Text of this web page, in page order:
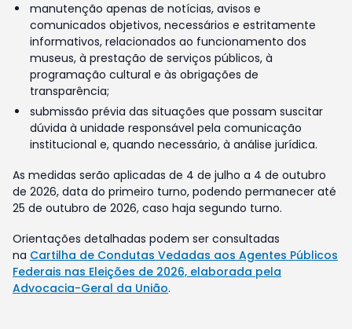
manutenção apenas de notícias, avisos e
comunicados objetivos, necessários e estritamente
informativos, relacionados ao funcionamento dos
museus, à prestação de serviços públicos, à
programação cultural e às obrigações de
transparência;
submissão prévia das situações que possam suscitar
dúvida à unidade responsável pela comunicação
institucional e, quando necessário, à análise jurídica.
As medidas serão aplicadas de 4 de julho a 4 de outubro
de 2026, data do primeiro turno, podendo permanecer até
25 de outubro de 2026, caso haja segundo turno.
Orientações detalhadas podem ser consultadas
na Cartilha de Condutas Vedadas aos Agentes Públicos
Federais nas Eleições de 2026, elaborada pela
Advocacia-Geral da União.